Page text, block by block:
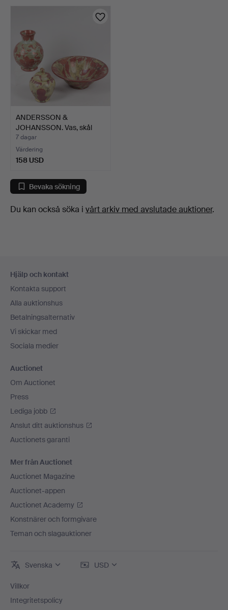
ANDERSSON &
JOHANSSON. Vas, skål
och locks…
7 dagar
Värdering
158 USD
Bevaka sökning
Du kan också söka i vårt arkiv med avslutade auktioner.
Hjälp och kontakt
Kontakta support
Alla auktionshus
Betalningsalternativ
Vi skickar med
Sociala medier
Auctionet
Om Auctionet
Press
Lediga jobb
Anslut ditt auktionshus
Auctionets garanti
Mer från Auctionet
Auctionet Magazine
Auctionet-appen
Auctionet Academy
Konstnärer och formgivare
Teman och slagauktioner
Svenska USD
Villkor
Integritetspolicy